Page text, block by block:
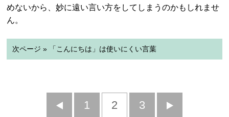
めないから、妙に遠い言い方をしてしまうのかもしれませ
ん。
次ページ » 「こんにちは」は使いにくい言葉
前
1 2 3